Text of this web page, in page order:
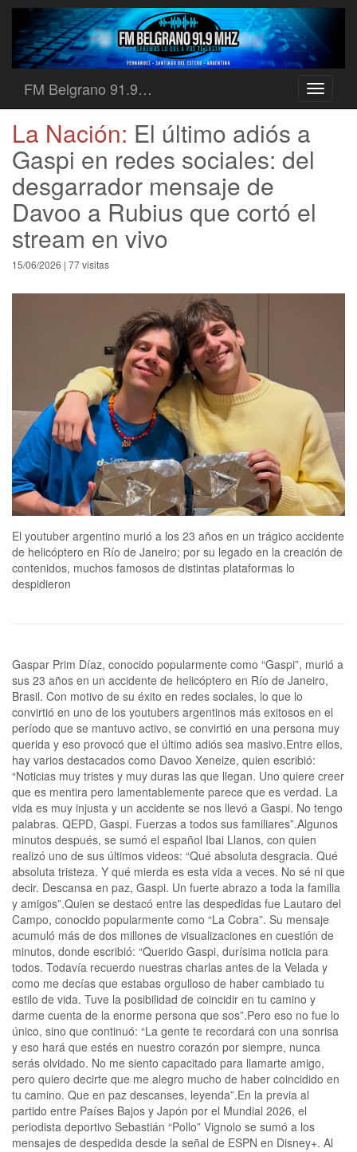
Toggle
FM Belgrano 91.9…
La Nación: El último adiós a
Gaspi en redes sociales: del
desgarrador mensaje de
Davoo a Rubius que cortó el
stream en vivo
15/06/2026 | 77 visitas
El youtuber argentino murió a los 23 años en un trágico accidente
de helicóptero en Río de Janeiro; por su legado en la creación de
contenidos, muchos famosos de distintas plataformas lo
despidieron
Gaspar Prim Díaz, conocido popularmente como “Gaspi”, murió a
sus 23 años en un accidente de helicóptero en Río de Janeiro,
Brasil. Con motivo de su éxito en redes sociales, lo que lo
convirtió en uno de los youtubers argentinos más exitosos en el
período que se mantuvo activo, se convirtió en una persona muy
querida y eso provocó que el último adiós sea masivo.Entre ellos,
hay varios destacados como Davoo Xeneize, quien escribió:
“Noticias muy tristes y muy duras las que llegan. Uno quiere creer
que es mentira pero lamentablemente parece que es verdad. La
vida es muy injusta y un accidente se nos llevó a Gaspi. No tengo
palabras. QEPD, Gaspi. Fuerzas a todos sus familiares”.Algunos
minutos después, se sumó el español Ibai Llanos, con quien
realizó uno de sus últimos videos: “Qué absoluta desgracia. Qué
absoluta tristeza. Y qué mierda es esta vida a veces. No sé ni que
decir. Descansa en paz, Gaspi. Un fuerte abrazo a toda la familia
y amigos”.Quien se destacó entre las despedidas fue Lautaro del
Campo, conocido popularmente como “La Cobra”. Su mensaje
acumuló más de dos millones de visualizaciones en cuestión de
minutos, donde escribió: “Querido Gaspi, durísima noticia para
todos. Todavía recuerdo nuestras charlas antes de la Velada y
como me decías que estabas orgulloso de haber cambiado tu
estilo de vida. Tuve la posibilidad de coincidir en tu camino y
darme cuenta de la enorme persona que sos”.Pero eso no fue lo
único, sino que continuó: “La gente te recordará con una sonrisa
y eso hará que estés en nuestro corazón por siempre, nunca
serás olvidado. No me siento capacitado para llamarte amigo,
pero quiero decirte que me alegro mucho de haber coincidido en
tu camino. Que en paz descanses, leyenda”.En la previa al
partido entre Países Bajos y Japón por el Mundial 2026, el
periodista deportivo Sebastián “Pollo” Vignolo se sumó a los
mensajes de despedida desde la señal de ESPN en Disney+. Al